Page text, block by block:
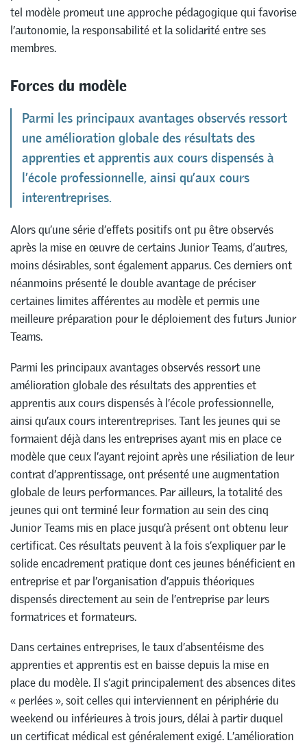
tel modèle promeut une approche pédagogique qui favorise
l’autonomie, la responsabilité et la solidarité entre ses
membres.
Forces du modèle
Parmi les principaux avantages observés ressort
une amélioration globale des résultats des
apprenties et apprentis aux cours dispensés à
l’école professionnelle, ainsi qu’aux cours
interentreprises.
Alors qu’une série d’effets positifs ont pu être observés
après la mise en œuvre de certains Junior Teams, d’autres,
moins désirables, sont également apparus. Ces derniers ont
néanmoins présenté le double avantage de préciser
certaines limites afférentes au modèle et permis une
meilleure préparation pour le déploiement des futurs Junior
Teams.
Parmi les principaux avantages observés ressort une
amélioration globale des résultats des apprenties et
apprentis aux cours dispensés à l’école professionnelle,
ainsi qu’aux cours interentreprises. Tant les jeunes qui se
formaient déjà dans les entreprises ayant mis en place ce
modèle que ceux l’ayant rejoint après une résiliation de leur
contrat d’apprentissage, ont présenté une augmentation
globale de leurs performances. Par ailleurs, la totalité des
jeunes qui ont terminé leur formation au sein des cinq
Junior Teams mis en place jusqu’à présent ont obtenu leur
certificat. Ces résultats peuvent à la fois s’expliquer par le
solide encadrement pratique dont ces jeunes bénéficient en
entreprise et par l’organisation d’appuis théoriques
dispensés directement au sein de l’entreprise par leurs
formatrices et formateurs.
Dans certaines entreprises, le taux d’absentéisme des
apprenties et apprentis est en baisse depuis la mise en
place du modèle. Il s’agit principalement des absences dites
« perlées », soit celles qui interviennent en périphérie du
weekend ou inférieures à trois jours, délai à partir duquel
un certificat médical est généralement exigé. L’amélioration